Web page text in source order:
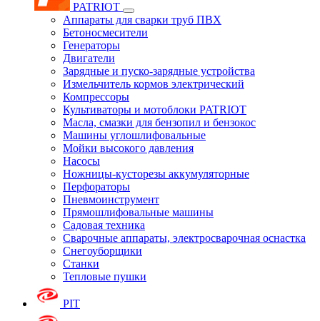
PATRIOT
Аппараты для сварки труб ПВХ
Бетоносмесители
Генераторы
Двигатели
Зарядные и пуско-зарядные устройства
Измельчитель кормов электрический
Компрессоры
Культиваторы и мотоблоки PATRIOT
Масла, смазки для бензопил и бензокос
Машины углошлифовальные
Мойки высокого давления
Насосы
Ножницы-кусторезы аккумуляторные
Перфораторы
Пневмоинструмент
Прямошлифовальные машины
Садовая техника
Сварочные аппараты, электросварочная оснастка
Снегоуборщики
Станки
Тепловые пушки
PIT